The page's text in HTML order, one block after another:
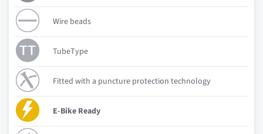
Wire beads
TubeType
Fitted with a puncture protection technology
E-Bike Ready